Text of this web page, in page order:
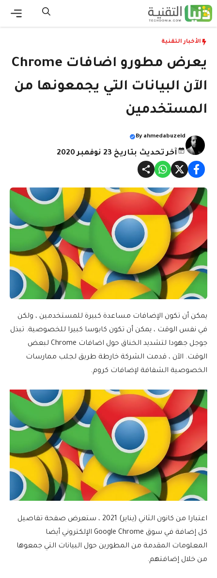
انتقل
إلى
الأخبار التقنية
يعرض مطورو اضافات Chrome
الآن البيانات التي يجمعونها من
المستخدمين
By ahmedabuzeid
آخر تحديث بتاريخ 23 نوفمبر 2020
يمكن أن تكون الإضافات مساعدة كبيرة للمستخدمين ، ولكن
في نفس الوقت ، يمكن أن تكون كابوسا كبيرا للخصوصية. تبذل
جوجل جهودا لتشديد الخناق حول اضافات Chrome لبعض
الوقت. الآن ، قدمت الشركة خارطة طريق لجلب ممارسات
الخصوصية الشفافة لإضافات كروم.
اعتبارا من كانون الثاني (يناير) 2021 ، ستعرض صفحة تفاصيل
كل إضافة في سوق Google Chrome الإلكتروني أيضا
المعلومات المقدمة من المطورين حول البيانات التي جمعوها
من خلال إضافتهم.